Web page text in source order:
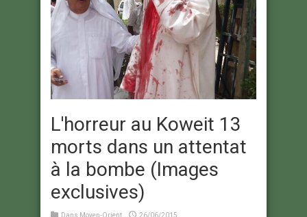
L'horreur au Koweit 13
morts dans un attentat
à la bombe (Images
exclusives)